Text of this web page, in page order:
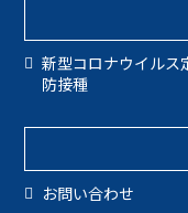
新型コロナウイルス
防接種
お問い合わせ